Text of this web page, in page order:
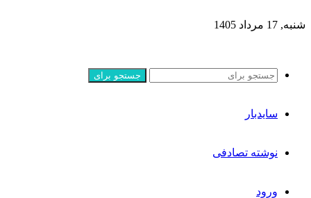
شنبه, 17 مرداد 1405
جستجو برای
سایدبار
نوشته تصادفی
ورود